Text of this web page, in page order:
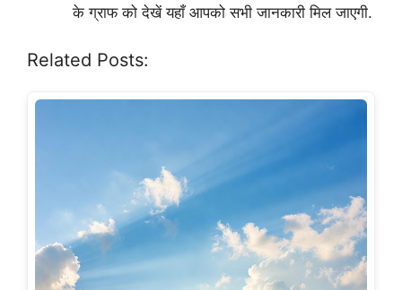
के ग्राफ को देखें यहाँ आपको सभी जानकारी मिल जाएगी.
Related Posts: